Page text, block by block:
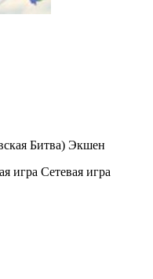
Битва) Экшен
игра Сетевая игра